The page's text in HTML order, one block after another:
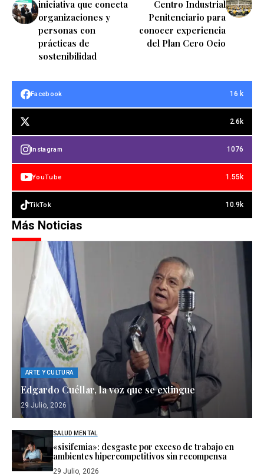
iniciativa que conecta
organizaciones y
personas con
prácticas de
sostenibilidad
Centro Industrial
Penitenciario para
conocer experiencia
del Plan Cero Ocio
Facebook 16 k
2.6k
Instagram 1076
YouTube 1.55k
TikTok 10.9k
Más Noticias
ARTE Y CULTURA
Edgardo Cuéllar, la voz que se extingue
29 Julio, 2026
SALUD MENTAL
«sisifemia»: desgaste por exceso de trabajo en
ambientes hipercompetitivos sin recompensa
29 Julio, 2026